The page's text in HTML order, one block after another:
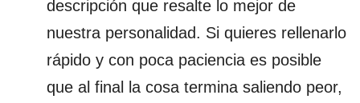
descripción que resalte lo mejor de
nuestra personalidad. Si quieres rellenarlo
rápido y con poca paciencia es posible
que al final la cosa termina saliendo peor,